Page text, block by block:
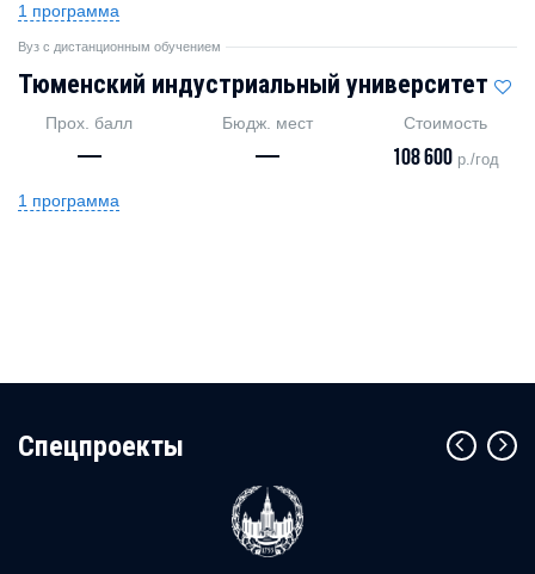
1 программа
Вуз с дистанционным обучением
Тюменский индустриальный университет
Прох. балл
—
Бюдж. мест
—
Стоимость
108 600 р./год
1 программа
Cпецпроекты